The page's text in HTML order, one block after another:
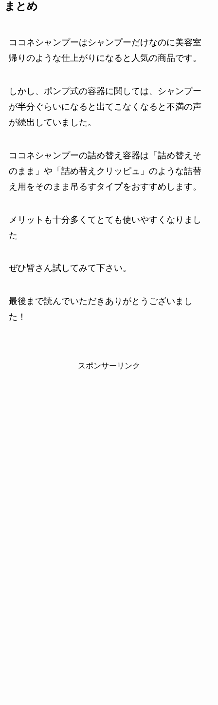
まとめ
ココネシャンプーはシャンプーだけなのに美容室
帰りのような仕上がりになると人気の商品です。
しかし、ポンプ式の容器に関しては、シャンプー
が半分ぐらいになると出てこなくなると不満の声
が続出していました。
ココネシャンプーの詰め替え容器は「詰め替えそ
のまま」や「詰め替えクリッピュ」のような詰替
え用をそのまま吊るすタイプをおすすめします。
メリットも十分多くてとても使いやすくなりまし
た
ぜひ皆さん試してみて下さい。
最後まで読んでいただきありがとうございまし
た！
スポンサーリンク